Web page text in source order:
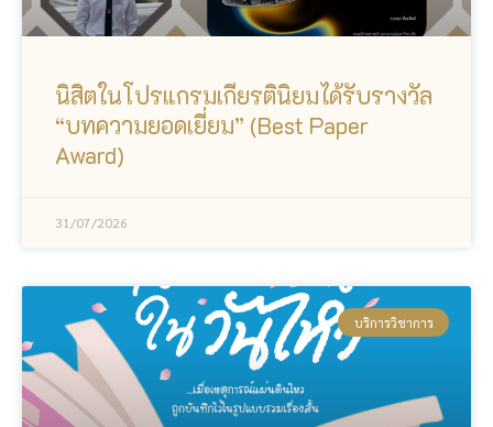
นิสิตในโปรแกรมเกียรตินิยมได้รับรางวัล
“บทความยอดเยี่ยม” (Best Paper
Award)
31/07/2026
บริการวิชาการ